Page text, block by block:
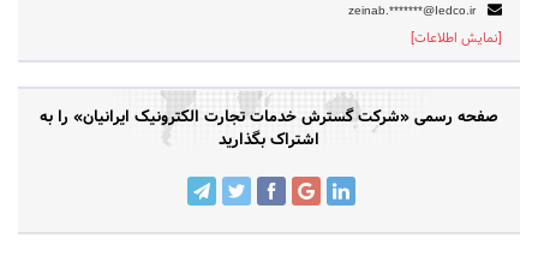
zeinab.*******@Iedco.ir
[نمایش اطلاعات]
صفحه رسمی «شرکت گسترش خدمات تجارت الکترونیک ایرانیان» را به
اشتراک بگذارید